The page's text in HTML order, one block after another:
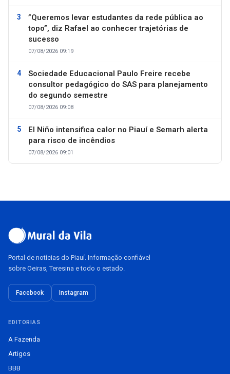
”Queremos levar estudantes da rede pública ao
topo”, diz Rafael ao conhecer trajetórias de
sucesso
07/08/2026 09:19
Sociedade Educacional Paulo Freire recebe
consultor pedagógico do SAS para planejamento
do segundo semestre
07/08/2026 09:08
El Niño intensifica calor no Piauí e Semarh alerta
para risco de incêndios
07/08/2026 09:01
Portal de notícias do Piauí. Informação confiável
sobre Oeiras, Teresina e todo o estado.
Facebook Instagram
EDITORIAS
A Fazenda
Artigos
BBB